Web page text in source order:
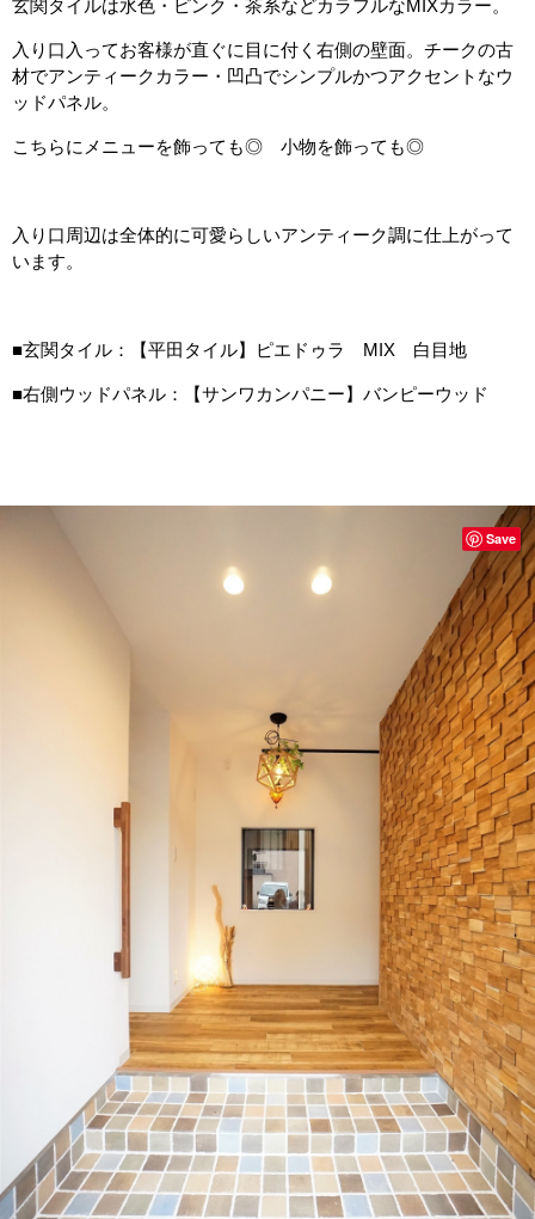
玄関タイルは水色・ピンク・茶系などカラフルなMIXカラー。
入り口入ってお客様が直ぐに目に付く右側の壁面。チークの古
材でアンティークカラー・凹凸でシンプルかつアクセントなウ
ッドパネル。
こちらにメニューを飾っても◎ 小物を飾っても◎
入り口周辺は全体的に可愛らしいアンティーク調に仕上がって
います。
■玄関タイル：【平田タイル】ピエドゥラ MIX 白目地
■右側ウッドパネル：【サンワカンパニー】バンピーウッド
Save